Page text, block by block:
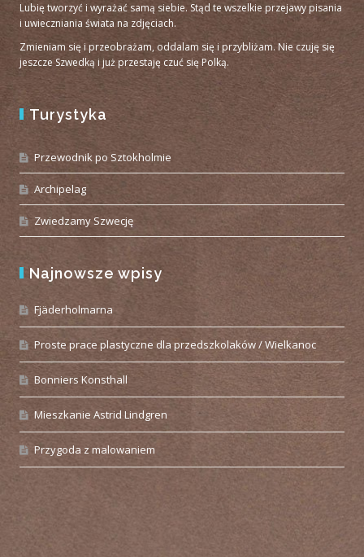
Lubię tworzyć i wyrażać samą siebie. Stąd te wszelkie przejawy pisania
i uwieczniania świata na zdjęciach.
Zmieniam się i przeobrażam, oddalam się i przybliżam. Nie czuję się
jeszcze Szwedką i już przestaję czuć się Polką.
Turystyka
Przewodnik po Sztokholmie
Archipelag
Zwiedzamy Szwecję
Najnowsze wpisy
Fjäderholmarna
Proste prace plastyczne dla przedszkolaków / Wielkanoc
Bonniers Konsthall
Mieszkanie Astrid Lindgren
Przygoda z malowaniem